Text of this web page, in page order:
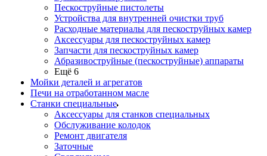
Пескоструйные пистолеты
Устройства для внутренней очистки труб
Расходные материалы для пескоструйных камер
Аксессуары для пескоструйных камер
Запчасти для пескоструйных камер
Абразивоструйные (пескоструйные) аппараты
Ещё 6
Мойки деталей и агрегатов
Печи на отработанном масле
Станки специальные
Аксессуары для станков специальных
Обслуживание колодок
Ремонт двигателя
Заточные